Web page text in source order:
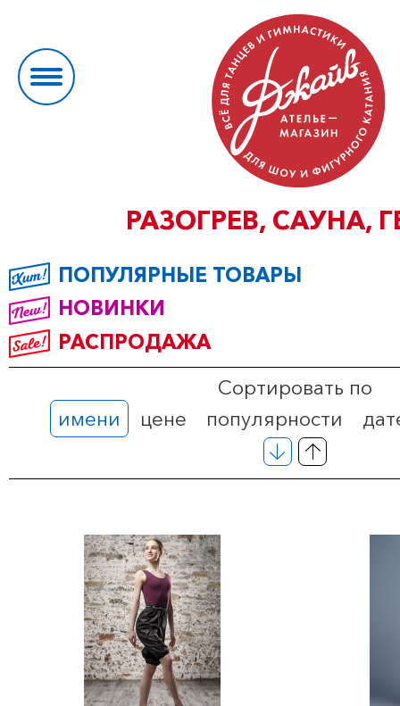
РАЗОГРЕВ, САУНА,
ПОПУЛЯРНЫЕ ТОВАРЫ
НОВИНКИ
РАСПРОДАЖА
Сортировать по
имени
цене популярности